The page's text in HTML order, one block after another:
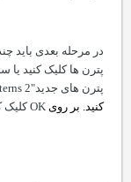
در مرحله بعدی باید چند
پترن ها کلیک کنید یا
پترن های جدید"Patterns 2"
کنید. بر رویOKکلیک